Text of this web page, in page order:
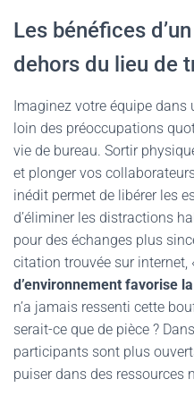
Les bénéfices
dehors du lieu de
Imaginez votre équipe
loin des préoccupations
vie de bureau. Sortir
et plonger vos
inédit permet de libérer les
d’éliminer les distractions
pour des échanges plus
citation trouvée sur internet,
d’environnement favorise
n’a jamais ressenti cette
serait-ce que de pièce ?
participants sont plus
puiser dans des ressources